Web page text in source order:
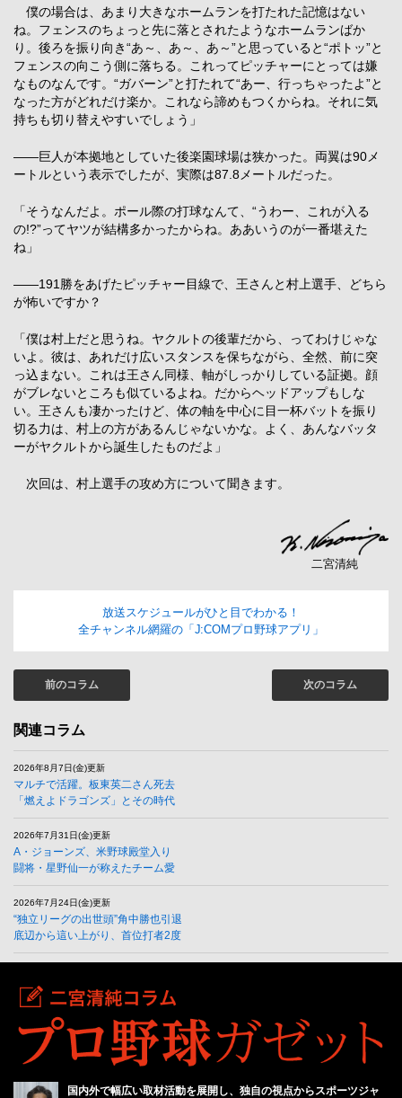
僕の場合は、あまり大きなホームランを打たれた記憶はない
ね。フェンスのちょっと先に落とされたようなホームランばか
り。後ろを振り向き“あ～、あ～、あ～”と思っていると“ポトッ”と
フェンスの向こう側に落ちる。これってピッチャーにとっては嫌
なものなんです。“ガバーン”と打たれて“あー、行っちゃったよ”と
なった方がどれだけ楽か。これなら諦めもつくからね。それに気
持ちも切り替えやすいでしょう」
――巨人が本拠地としていた後楽園球場は狭かった。両翼は90メ
ートルという表示でしたが、実際は87.8メートルだった。
「そうなんだよ。ポール際の打球なんて、“うわー、これが入る
の!?”ってヤツが結構多かったからね。ああいうのが一番堪えた
ね」
――191勝をあげたピッチャー目線で、王さんと村上選手、どちら
が怖いですか？
「僕は村上だと思うね。ヤクルトの後輩だから、ってわけじゃな
いよ。彼は、あれだけ広いスタンスを保ちながら、全然、前に突
っ込まない。これは王さん同様、軸がしっかりしている証拠。顔
がブレないところも似ているよね。だからヘッドアップもしな
い。王さんも凄かったけど、体の軸を中心に目一杯バットを振り
切る力は、村上の方があるんじゃないかな。よく、あんなバッタ
ーがヤクルトから誕生したものだよ」
次回は、村上選手の攻め方について聞きます。
二宮清純
放送スケジュールがひと目でわかる！
全チャンネル網羅の「J:COMプロ野球アプリ」
前のコラム 次のコラム
関連コラム
2026年8月7日(金)更新
マルチで活躍。板東英二さん死去
「燃えよドラゴンズ」とその時代
2026年7月31日(金)更新
A・ジョーンズ、米野球殿堂入り
闘将・星野仙一が称えたチーム愛
2026年7月24日(金)更新
“独立リーグの出世頭”角中勝也引退
底辺から這い上がり、首位打者2度
国内外で幅広い取材活動を展開し、独自の視点からスポーツジャ